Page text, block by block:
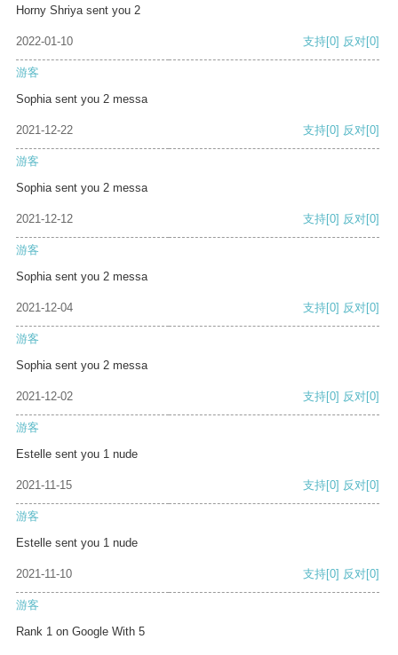
Horny Shriya sent you 2
2022-01-10 支持[0] 反对[0]
游客
Sophia sent you 2 messa
2021-12-22 支持[0] 反对[0]
游客
Sophia sent you 2 messa
2021-12-12 支持[0] 反对[0]
游客
Sophia sent you 2 messa
2021-12-04 支持[0] 反对[0]
游客
Sophia sent you 2 messa
2021-12-02 支持[0] 反对[0]
游客
Estelle sent you 1 nude
2021-11-15 支持[0] 反对[0]
游客
Estelle sent you 1 nude
2021-11-10 支持[0] 反对[0]
游客
Rank 1 on Google With 5